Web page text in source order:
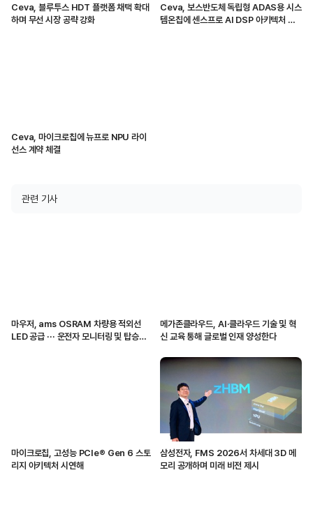
Ceva, 블루투스 HDT 플랫폼 채택 확대
하며 무선 시장 공략 강화
Ceva, 보스반도체 독립형 ADAS용 시스
템온칩에 센스프로 AI DSP 아키텍처 공
Ceva, 마이크로칩에 뉴프로 NPU 라이
선스 계약 체결
관련 기사
마우저, ams OSRAM 차량용 적외선
LED 공급 ··· 운전자 모니터링 및 탑승자
메가존클라우드, AI·클라우드 기술 및 혁
신 교육 통해 글로벌 인재 양성한다
마이크로칩, 고성능 PCIe® Gen 6 스토
리지 아키텍처 시연해
삼성전자, FMS 2026서 차세대 3D 메
모리 공개하며 미래 비전 제시